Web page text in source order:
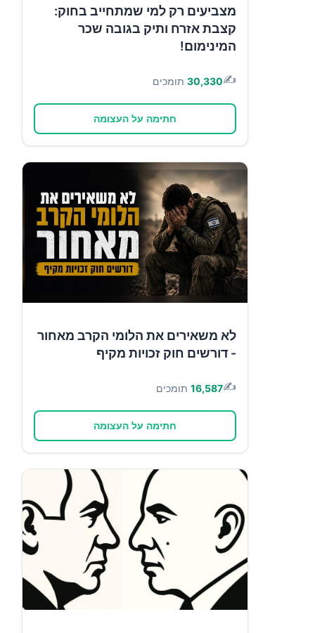
מצביעים רק למי שמתחייב בחוק:
קצבת אזרח ותיק בגובה שכר
המינימום!
✍️
30,330 תומכים
חתימה על העצומה
לא משאירים את הלומי הקרב מאחור
- דורשים חוק זכויות מקיף
✍️
16,587 תומכים
חתימה על העצומה